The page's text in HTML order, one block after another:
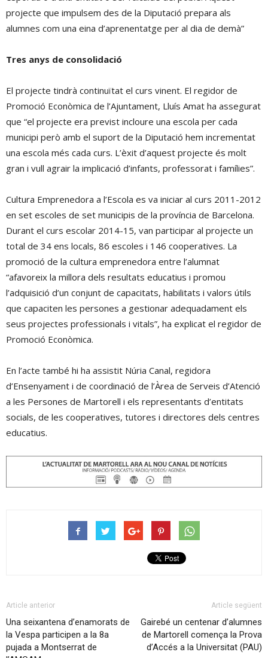
projecte que impulsem des de la Diputació prepara als
alumnes com una eina d’aprenentatge per al dia de demà”
Tres anys de consolidació
El projecte tindrà continuïtat el curs vinent. El regidor de
Promoció Econòmica de l’Ajuntament, Lluís Amat ha assegurat
que “el projecte era previst incloure una escola per cada
municipi però amb el suport de la Diputació hem incrementat
una escola més cada curs. L’èxit d’aquest projecte és molt
gran i vull agrair la implicació d’infants, professorat i famílies”.
Cultura Emprenedora a l’Escola es va iniciar al curs 2011-2012
en set escoles de set municipis de la província de Barcelona.
Durant el curs escolar 2014-15, van participar al projecte un
total de 34 ens locals, 86 escoles i 146 cooperatives. La
promoció de la cultura emprenedora entre l’alumnat
“afavoreix la millora dels resultats educatius i promou
l’adquisició d’un conjunt de capacitats, habilitats i valors útils
que capaciten les persones a gestionar adequadament els
seus projectes professionals i vitals”, ha explicat el regidor de
Promoció Econòmica.
En l’acte també hi ha assistit Núria Canal, regidora
d’Ensenyament i de coordinació de l’Àrea de Serveis d’Atenció
a les Persones de Martorell i els representants d’entitats
socials, de les cooperatives, tutores i directores dels centres
educatius.
Article anterior
Una seixantena d’enamorats de
la Vespa participen a la 8a
pujada a Montserrat de
Article següent
Gairebé un centenar d’alumnes
de Martorell comença la Prova
d’Accés a la Universitat (PAU)